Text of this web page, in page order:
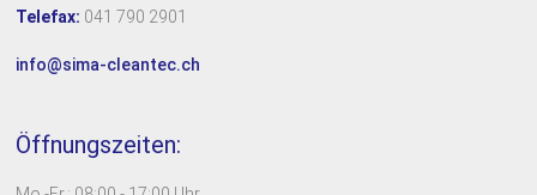
Telefax: 041 790 2901
info@sima-cleantec.ch
Öffnungszeiten: